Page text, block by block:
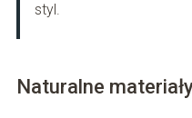
styl.
Naturalne